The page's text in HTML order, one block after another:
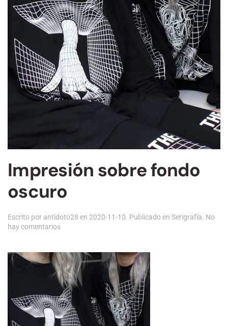
Impresión sobre fondo
oscuro
Escrito por antidoto28 en 2020-11-10. Publicado en Serigrafía. No
hay comentariosen
fondo
oscuro